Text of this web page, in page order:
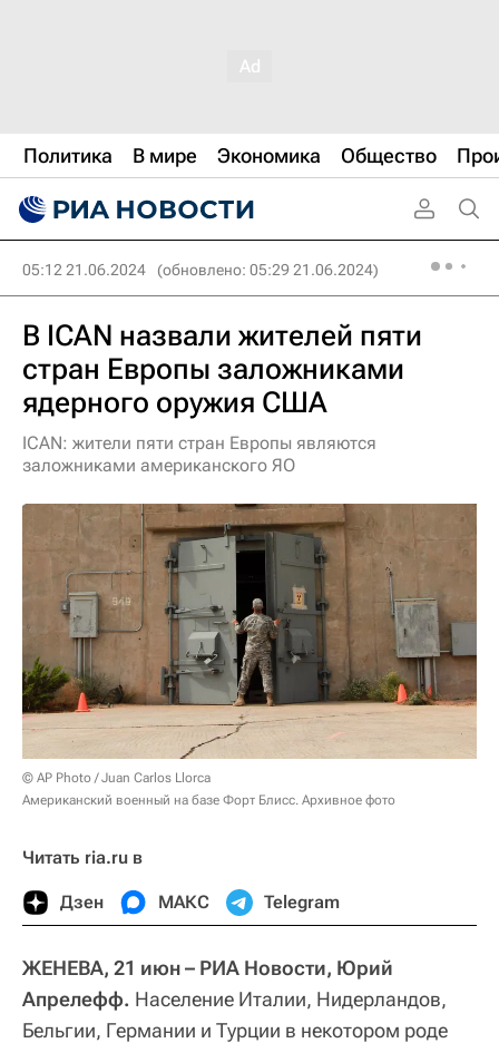
Политика В мире Экономика Общество
05:12 21.06.2024 (обновлено: 05:29 21.06.2024)
В ICAN назвали жителей пяти
стран Европы заложниками
ядерного оружия США
ICAN: жители пяти стран Европы являются
заложниками американского ЯО
© AP Photo / Juan Carlos Llorca
Американский военный на базе Форт Блисс. Архивное фото
Читать ria.ru в
Дзен МАКС Telegram
ЖЕНЕВА, 21 июн – РИА Новости, Юрий
Апрелефф. Население Италии, Нидерландов,
Бельгии, Германии и Турции в некотором роде